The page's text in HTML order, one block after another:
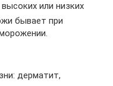
или низких
бывает при
дерматит,